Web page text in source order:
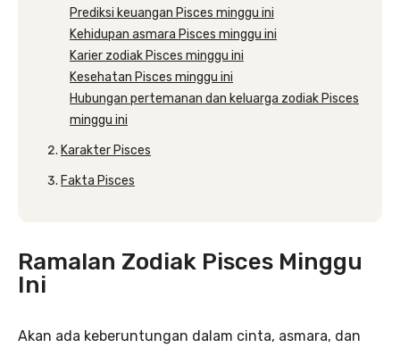
Prediksi keuangan Pisces minggu ini
Kehidupan asmara Pisces minggu ini
Karier zodiak Pisces minggu ini
Kesehatan Pisces minggu ini
Hubungan pertemanan dan keluarga zodiak Pisces
minggu ini
Karakter Pisces
Fakta Pisces
Ramalan Zodiak Pisces Minggu
Ini
Akan ada keberuntungan dalam cinta, asmara, dan